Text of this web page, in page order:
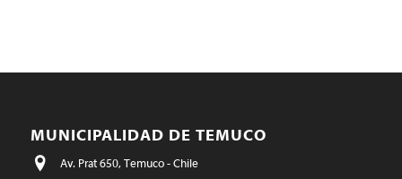
MUNICIPALIDAD DE TEMUCO
Av. Prat 650, Temuco - Chile